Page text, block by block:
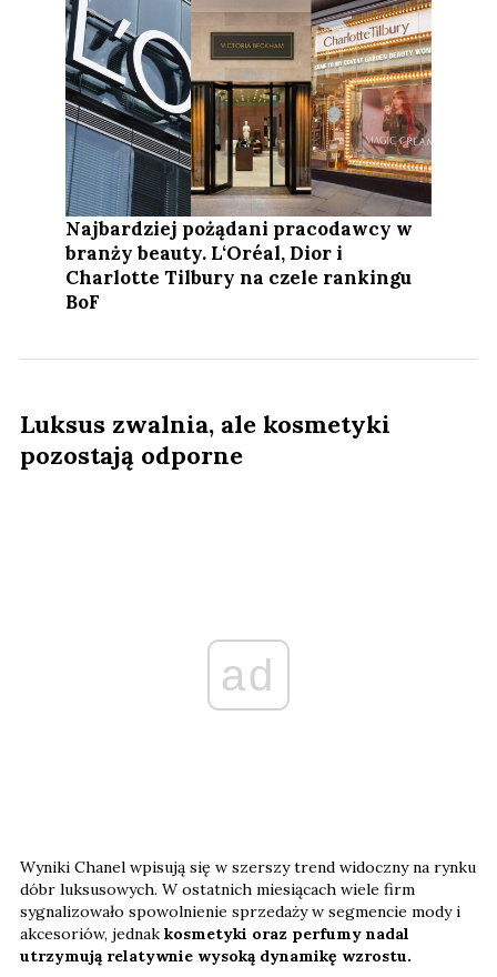
Najbardziej pożądani pracodawcy w
branży beauty. L‘Oréal, Dior i
Charlotte Tilbury na czele rankingu
BoF
Luksus zwalnia, ale kosmetyki
pozostają odporne
ad
Wyniki Chanel wpisują się w szerszy trend widoczny na rynku
dóbr luksusowych. W ostatnich miesiącach wiele firm
sygnalizowało spowolnienie sprzedaży w segmencie mody i
akcesoriów, jednak kosmetyki oraz perfumy nadal
utrzymują relatywnie wysoką dynamikę wzrostu.